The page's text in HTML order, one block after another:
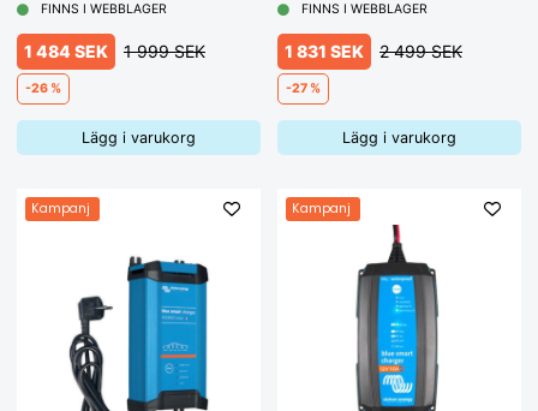
FINNS I WEBBLAGER
1 484 SEK 1 999 SEK
-26 %
Lägg i varukorg
FINNS I WEBBLAGER
1 831 SEK 2 499 SEK
-27 %
Lägg i varukorg
Kampanj Kampanj